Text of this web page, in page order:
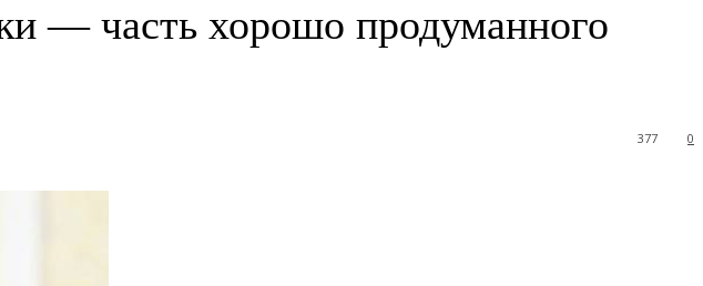
— часть хорошо продуманного
0
377